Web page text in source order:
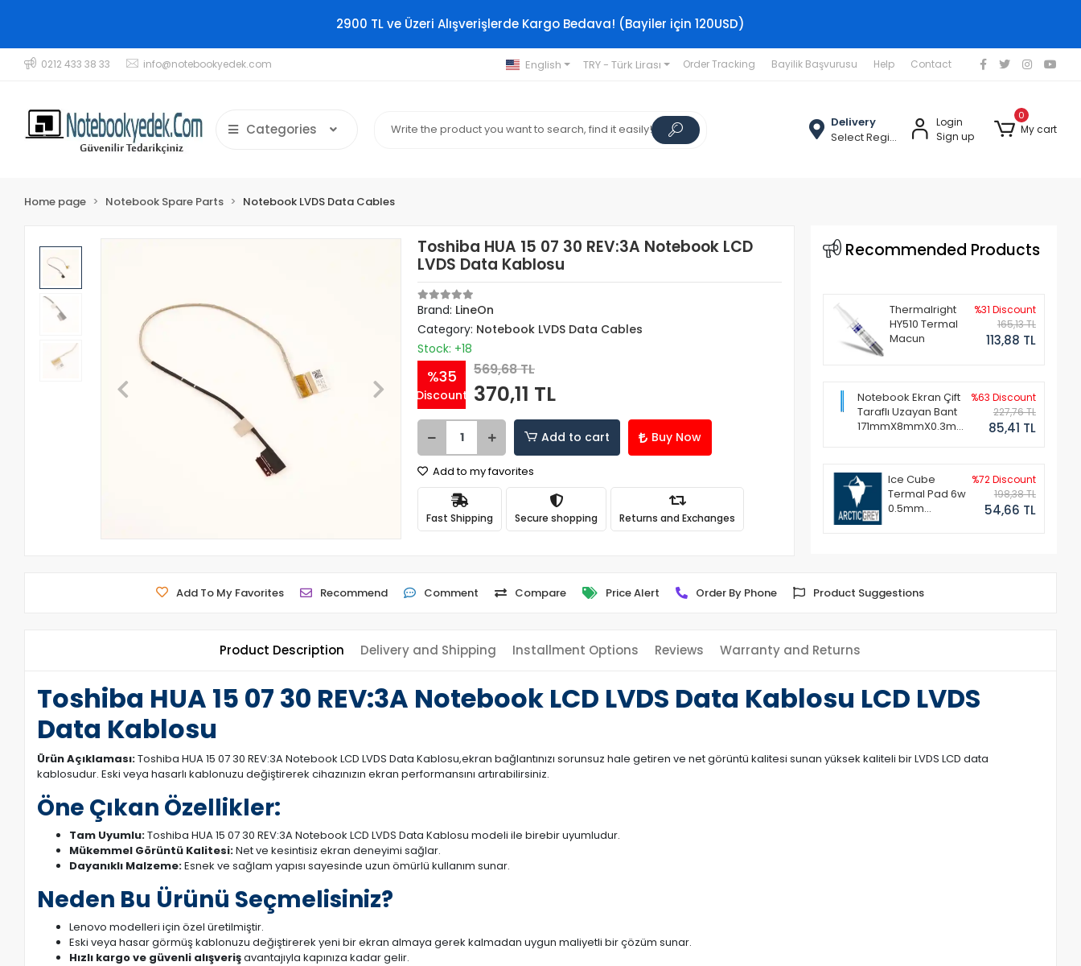
2900 TL ve Üzeri Alışverişlerde Kargo Bedava! (Bayiler için 120USD)
0212 433 38 33 info@notebookyedek.com English TRY - Türk Lirası Order Tracking Bayilik Başvurusu Help Contact
Categories
Delivery
Select Region
Login
Sign up
0
My cart
Home page Notebook Spare Parts Notebook LVDS Data Cables
Toshiba HUA 15 07 30 REV:3A Notebook LCD
LVDS Data Kablosu
Brand: LineOn
Category: Notebook LVDS Data Cables
Stock: +18
%35
Discount
569,68 TL
370,11 TL
Add to cart Buy Now
Add to my favorites
Fast Shipping Secure shopping Returns and Exchanges
Recommended Products
Thermalright
HY510 Termal
Macun
%31 Discount
165,13 TL
113,88 TL
Notebook Ekran Çift
Taraflı Uzayan Bant
171mmX8mmX0.3mm
%63 Discount
227,76 TL
85,41 TL
Ice Cube
Termal Pad 6w
0.5mm
%72 Discount
198,38 TL
54,66 TL
Add To My Favorites Recommend Comment Compare Price Alert Order By Phone Product Suggestions
Product Description Delivery and Shipping Installment Options Reviews Warranty and Returns
Toshiba HUA 15 07 30 REV:3A Notebook LCD LVDS Data Kablosu LCD LVDS
Data Kablosu
Ürün Açıklaması:Toshiba HUA 15 07 30 REV:3A Notebook LCD LVDS Data Kablosu,ekran bağlantınızı sorunsuz hale getiren ve net görüntü kalitesi sunan yüksek kaliteli bir LVDS LCD data
kablosudur. Eski veya hasarlı kablonuzu değiştirerek cihazınızın ekran performansını artırabilirsiniz.
Öne Çıkan Özellikler:
Tam Uyumlu:Toshiba HUA 15 07 30 REV:3A Notebook LCD LVDS Data Kablosu modeli ile birebir uyumludur.
Mükemmel Görüntü Kalitesi:Net ve kesintisiz ekran deneyimi sağlar.
Dayanıklı Malzeme:Esnek ve sağlam yapısı sayesinde uzun ömürlü kullanım sunar.
Neden Bu Ürünü Seçmelisiniz?
Lenovo modelleri için özel üretilmiştir.
Eski veya hasar görmüş kablonuzu değiştirerek yeni bir ekran almaya gerek kalmadan uygun maliyetli bir çözüm sunar.
Hızlı kargo ve güvenli alışverişavantajıyla kapınıza kadar gelir.